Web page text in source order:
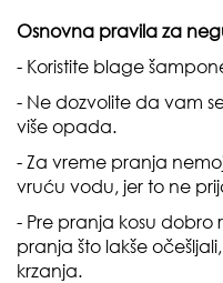
Osnovna pravila za
- Koristite blage
- Ne dozvolite da vam
više opada.
- Za vreme pranja
vruću vodu, jer to ne
- Pre pranja kosu dobro
pranja što lakše
krzanja.